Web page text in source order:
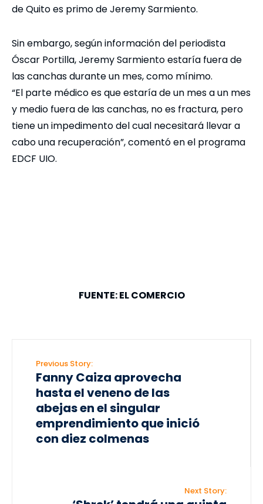
de Quito es primo de Jeremy Sarmiento.
Sin embargo, según información del periodista
Óscar Portilla, Jeremy Sarmiento estaría fuera de
las canchas durante un mes, como mínimo.
“El parte médico es que estaría de un mes a un mes
y medio fuera de las canchas, no es fractura, pero
tiene un impedimento del cual necesitará llevar a
cabo una recuperación”, comentó en el programa
EDCF UIO.
FUENTE: EL COMERCIO
Previous Story:
Fanny Caiza aprovecha
hasta el veneno de las
abejas en el singular
emprendimiento que inició
con diez colmenas
Next Story: